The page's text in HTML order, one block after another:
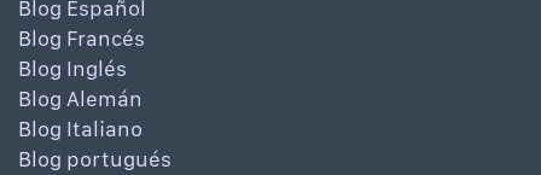
Blog Español
Blog Francés
Blog Inglés
Blog Alemán
Blog Italiano
Blog portugués